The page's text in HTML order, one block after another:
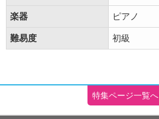
楽器 ピアノ
難易度 初級
特集ページ一覧へ